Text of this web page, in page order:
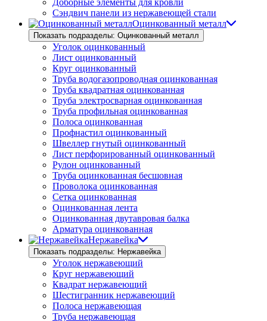
Доборные элементы для кровли
Сэндвич панели из нержавеющей стали
Оцинкованный металл
Показать подразделы: Оцинкованный металл
Уголок оцинкованный
Лист оцинкованный
Круг оцинкованный
Труба водогазопроводная оцинкованная
Труба квадратная оцинкованная
Труба электросварная оцинкованная
Труба профильная оцинкованная
Полоса оцинкованная
Профнастил оцинкованный
Швеллер гнутый оцинкованный
Лист перфорированный оцинкованный
Рулон оцинкованный
Труба оцинкованная бесшовная
Проволока оцинкованная
Сетка оцинкованная
Оцинкованная лента
Оцинкованная двутавровая балка
Арматура оцинкованная
Нержавейка
Показать подразделы: Нержавейка
Уголок нержавеющий
Круг нержавеющий
Квадрат нержавеющий
Шестигранник нержавеющий
Полоса нержавеющая
Труба нержавеющая